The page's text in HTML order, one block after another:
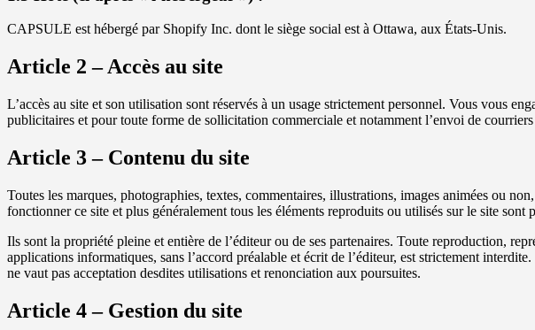
CAPSULE est hébergé par Shopify Inc. dont le siège social est à Ottawa, aux États-Unis.
Article 2 – Accès au site
L’accès au site et son utilisation sont réservés à un usage strictement personnel. Vous vous
publicitaires et pour toute forme de sollicitation commerciale et notamment l’envoi de
Article 3 – Contenu du site
Toutes les marques, photographies, textes, commentaires, illustrations, images animées ou
fonctionner ce site et plus généralement tous les éléments reproduits ou utilisés sur le site
Ils sont la propriété pleine et entière de l’éditeur ou de ses partenaires. Toute reproduction,
applications informatiques, sans l’accord préalable et écrit de l’éditeur, est strictement
ne vaut pas acceptation desdites utilisations et renonciation aux poursuites.
Article 4 – Gestion du site